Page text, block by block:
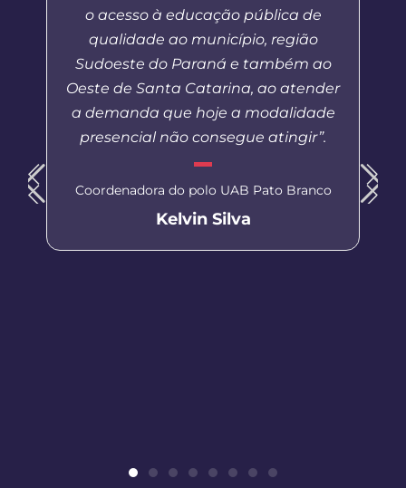
o acesso à educação pública de
qualidade ao município, região
Sudoeste do Paraná e também ao
Oeste de Santa Catarina, ao atender
a demanda que hoje a modalidade
presencial não consegue atingir”.
Coordenadora do polo UAB Pato Branco
Kelvin Silva